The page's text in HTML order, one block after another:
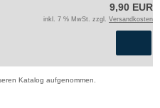
9,90 EUR
inkl. 7 % MwSt. zzgl. Versandkosten
Katalog aufgenommen.